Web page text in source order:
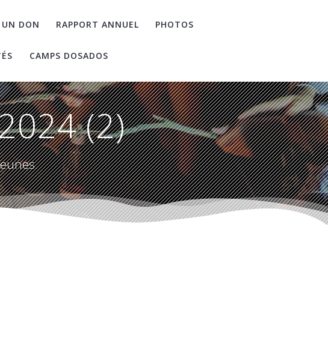
UN DON RAPPORT ANNUEL PHOTOS
CAMPS DOSADOS
(2)